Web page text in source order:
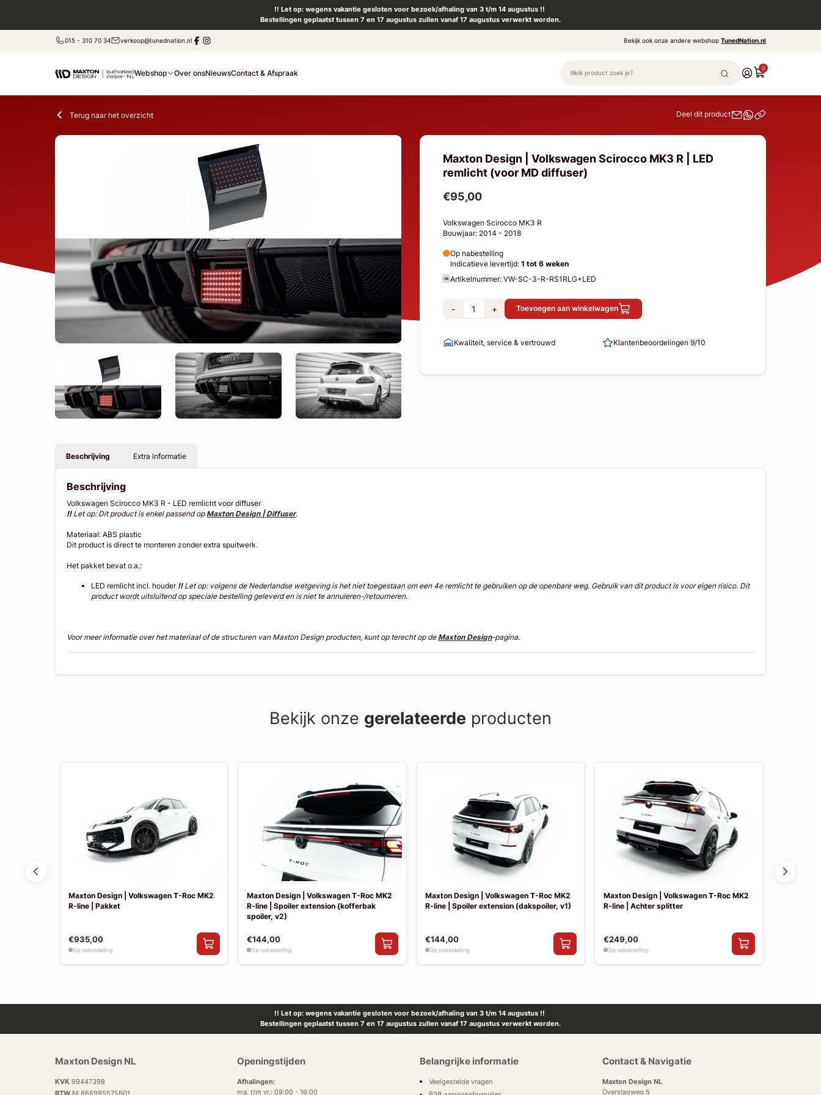
!! Let op: wegens vakantie gesloten voor bezoek/afhaling van 3 t/m 14 augustus !!
Bestellingen geplaatst tussen 7 en 17 augustus zullen vanaf 17 augustus verwerkt worden.
015 - 310 70 34 verkoop@tunednation.nl Bekijk ook onze andere webshopTunedNation.nl
Webshop Over onsNieuwsContact & Afspraak
0
Terug naar het overzicht Deel dit product
Maxton Design | Volkswagen Scirocco MK3 R | LED
remlicht (voor MD diffuser)
€95,00
Volkswagen Scirocco MK3 R
Bouwjaar: 2014 - 2018
Op nabestelling
Indicatieve levertijd: 1 tot 6 weken
Artikelnummer: VW-SC-3-R-RS1RLG+LED
- + Toevoegen aan winkelwagen
Kwaliteit, service & vertrouwd Klantenbeoordelingen 9/10
Beschrijving Extra informatie
Beschrijving
Volkswagen Scirocco MK3 R - LED remlicht voor diffuser
!!Let op: Dit product is enkel passend opMaxton Design | Diffuser.
Materiaal: ABS plastic
Dit product is direct te monteren zonder extra spuitwerk.
Het pakket bevat o.a.:
LED remlicht incl. houder !!Let op: volgens de Nederlandse wetgeving is het niet toegestaan om een 4e remlicht te gebruiken op de openbare weg. Gebruik van dit product is voor eigen risico. Dit
product wordt uitsluitend op speciale bestelling geleverd en is niet te annuleren-/retourneren.
Voor meer informatie over het materiaal of de structuren van Maxton Design producten, kunt op terecht op deMaxton Design-pagina.
Bekijk onze gerelateerde producten
Maxton Design | Volkswagen T-Roc MK2
R-line | Pakket
€935,00
Op nabestelling
Maxton Design | Volkswagen T-Roc MK2
R-line | Spoiler extension (kofferbak
spoiler, v2)
€144,00
Op nabestelling
Maxton Design | Volkswagen T-Roc MK2
R-line | Spoiler extension (dakspoiler, v1)
€144,00
Op nabestelling
Maxton Design | Volkswagen T-Roc MK2
R-line | Achter splitter
€249,00
Op nabestelling
!! Let op: wegens vakantie gesloten voor bezoek/afhaling van 3 t/m 14 augustus !!
Bestellingen geplaatst tussen 7 en 17 augustus zullen vanaf 17 augustus verwerkt worden.
Maxton Design NL
KVK 99447398
BTWNL868995575B01
Openingstijden
Afhalingen:
ma. t/m vr.: 09:00 - 16:00
Belangrijke informatie
Veelgestelde vragen
Contact & Navigatie
Maxton Design NL
Overslagweg 5